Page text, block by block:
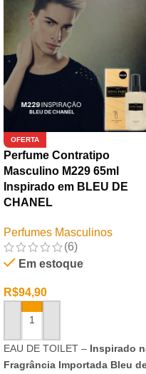
OFERTA
Perfume Contratipo
Masculino M229 65ml
Inspirado em BLEU DE
CHANEL
Perfumes Masculinos
(6)
Em estoque
R$94,90
ADICIONAR AO CARRINHO
EAU DE TOILET – Inspirado
Fragrância Importada Bleu